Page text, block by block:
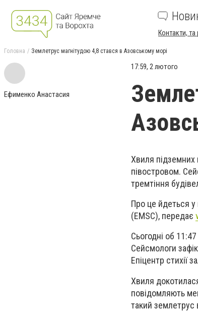
Контакти, та
Головна Землетрус магнітудою 4,8 стався в Азовському морі
Ефименко Анастасия
17:59, 2 лютого
Хвиля
півостровом.
тремтіння
Про це йдеться
(EMSC), передає
Сьогодні об
Сейсмологи
Епіцентр стихії
Хвиля
повідомляють
такий землетрус